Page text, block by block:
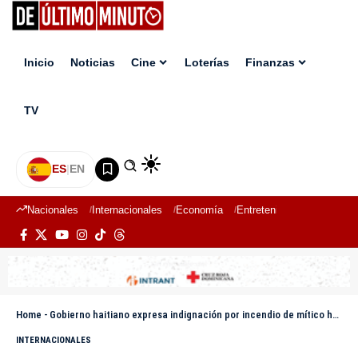
Inicio Noticias Cine Loterías Finanzas
TV
ES|EN
Nacionales Internacionales Economía Entretenimiento
Home - Gobierno haitiano expresa indignación por incendio de mítico hotel a manos de pandilleros
INTERNACIONALES